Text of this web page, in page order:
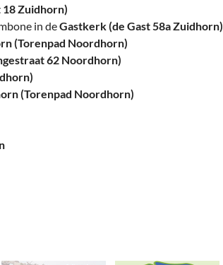
Bedrijventerreinen
Bedrijven in de Regio Zuidhorn
Bedrijven van Vroeger
Zuidhorn)
in deGastkerk (de Gast 58a Zuidhorn)
(Torenpad Noordhorn)
62 Noordhorn)
(Torenpad Noordhorn)